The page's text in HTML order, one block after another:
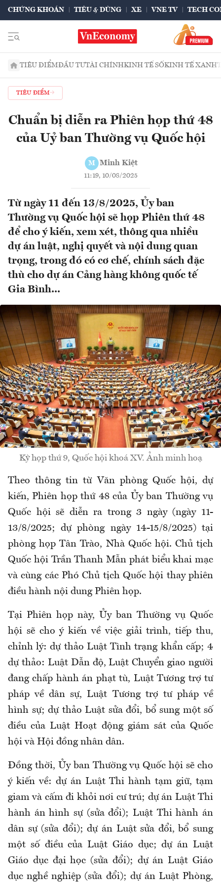
CHỨNG KHOÁN TIÊU & DÙNG XE VNE TV TECH
TIÊU ĐIỂMĐẦU TƯTÀI CHÍNHKINH TẾ SỐKINH TẾ XANH
TIÊU ĐIỂM
Chuẩn bị diễn ra Phiên họp thứ 48
của Uỷ ban Thường vụ Quốc hội
M Minh Kiệt
11:19, 10/08/2025
Từ ngày 11 đến 13/8/2025, Ủy ban
Thường vụ Quốc hội sẽ họp Phiên thứ 48
để cho ý kiến, xem xét, thông qua nhiều
dự án luật, nghị quyết và nội dung quan
trọng, trong đó có cơ chế, chính sách đặc
thù cho dự án Cảng hàng không quốc tế
Gia Bình...
Kỳ họp thứ 9, Quốc hội khoá XV. Ảnh minh hoạ
Theo thông tin từ Văn phòng Quốc hội, dự
kiến, Phiên họp thứ 48 của Ủy ban Thường vụ
Quốc hội sẽ diễn ra trong 3 ngày (ngày 11-
13/8/2025; dự phòng ngày 14-15/8/2025) tại
phòng họp Tân Trào, Nhà Quốc hội. Chủ tịch
Quốc hội Trần Thanh Mẫn phát biểu khai mạc
và cùng các Phó Chủ tịch Quốc hội thay phiên
điều hành nội dung Phiên họp.
Tại Phiên họp này, Ủy ban Thường vụ Quốc
hội sẽ cho ý kiến về việc giải trình, tiếp thu,
chỉnh lý: dự thảo Luật Tình trạng khẩn cấp; 4
dự thảo: Luật Dẫn độ, Luật Chuyển giao người
đang chấp hành án phạt tù, Luật Tương trợ tư
pháp về dân sự, Luật Tương trợ tư pháp về
hình sự; dự thảo Luật sửa đổi, bổ sung một số
điều của Luật Hoạt động giám sát của Quốc
hội và Hội đồng nhân dân.
Đồng thời, Ủy ban Thường vụ Quốc hội sẽ cho
ý kiến về: dự án Luật Thi hành tạm giữ, tạm
giam và cấm đi khỏi nơi cư trú; dự án Luật Thi
hành án hình sự (sửa đổi); Luật Thi hành án
dân sự (sửa đổi); dự án Luật sửa đổi, bổ sung
một số điều của Luật Giáo dục; dự án Luật
Giáo dục đại học (sửa đổi); dự án Luật Giáo
dục nghề nghiệp (sửa đổi); dự án Luật Phòng,